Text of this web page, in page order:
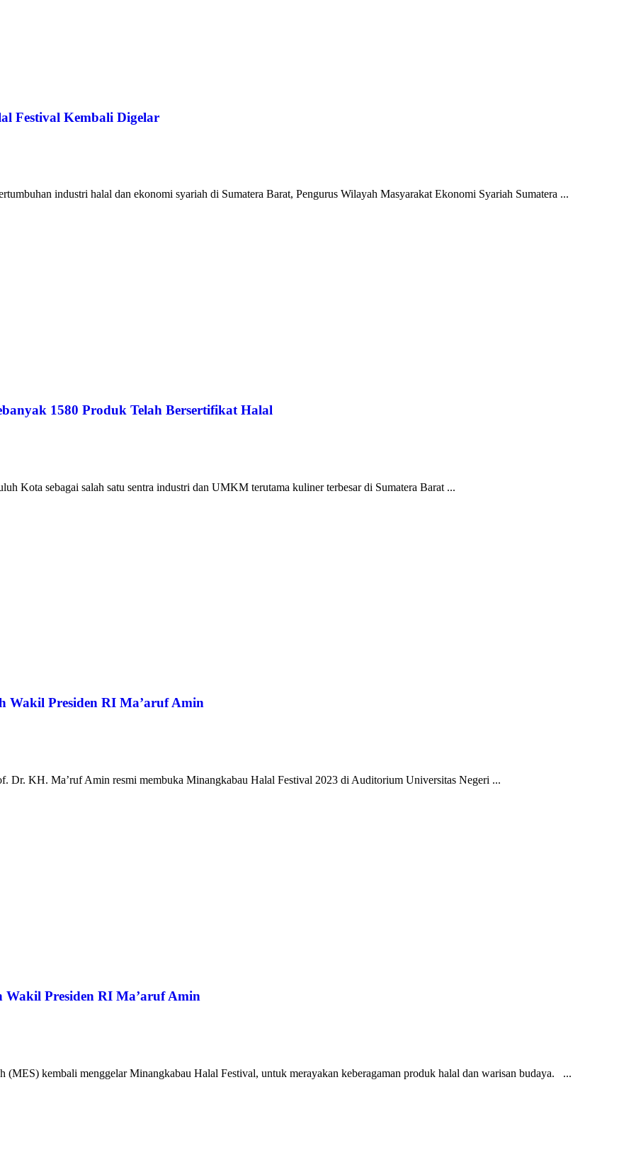
Festival Kembali Digelar
industri halal dan ekonomi syariah di Sumatera Barat, Pengurus Wilayah Masyarakat Ekonomi Syariah Sumatera ...
1580 Produk Telah Bersertifikat Halal
Kota sebagai salah satu sentra industri dan UMKM terutama kuliner terbesar di Sumatera Barat ...
Wakil Presiden RI Ma’aruf Amin
Dr. KH. Ma’ruf Amin resmi membuka Minangkabau Halal Festival 2023 di Auditorium Universitas Negeri ...
Presiden RI Ma’aruf Amin
(MES) kembali menggelar Minangkabau Halal Festival, untuk merayakan keberagaman produk halal dan warisan budaya. ...